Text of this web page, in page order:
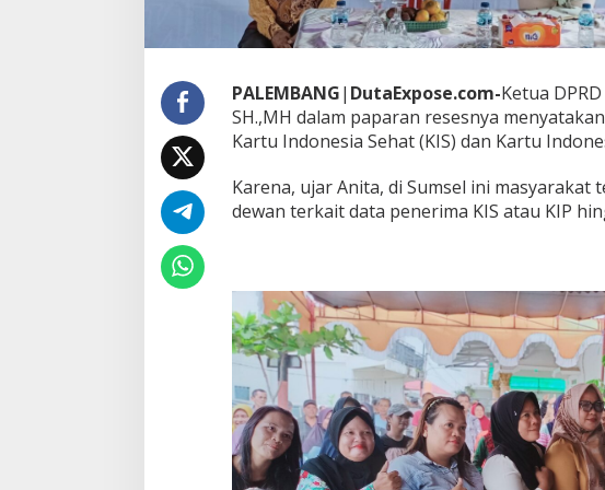
r
a
p
s
p
r
i
W
a
K
e
l
r
a
h
a
n
PALEMBANG| DutaExpose.com-Ketua
SH.,MH dalam paparan resesnya
Kartu Indonesia Sehat (KIS) dan Kartu
Karena, ujar Anita, di Sumsel ini masyarakat
dewan terkait data penerima KIS atau KIP